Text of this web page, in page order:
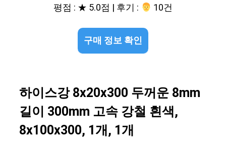
평점 : ★ 5.0점 | 후기 : ‍‍ 10건
구매 정보 확인
하이스강 8x20x300 두꺼운 8mm
길이 300mm 고속 강철 흰색,
8x100x300, 1개, 1개